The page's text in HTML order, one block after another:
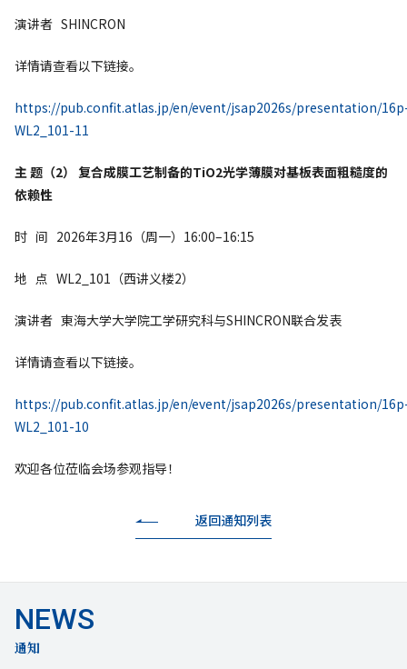
演讲者 SHINCRON
详情请查看以下链接。
https://pub.confit.atlas.jp/en/event/jsap2026s/presentation/
WL2_101-11
主 题（2） 复合成膜工艺制备的TiO2光学薄膜对基板表面粗糙度的
依赖性
时 间 2026年3月16（周一）16:00–16:15
地 点 WL2_101（西讲义楼2）
演讲者 東海大学大学院工学研究科与SHINCRON联合发表
详情请查看以下链接。
https://pub.confit.atlas.jp/en/event/jsap2026s/presentation/
WL2_101-10
欢迎各位莅临会场参观指导！
返回通知列表
通知